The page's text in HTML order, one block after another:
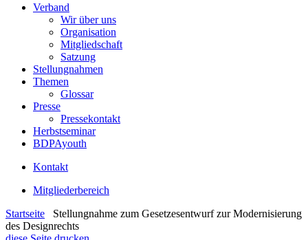
Verband
Wir über uns
Organisation
Mitgliedschaft
Satzung
Stellungnahmen
Themen
Glossar
Presse
Pressekontakt
Herbstseminar
BDPAyouth
Kontakt
Mitgliederbereich
Startseite
Stellungnahme zum Gesetzesentwurf zur Modernisierung
des Designrechts